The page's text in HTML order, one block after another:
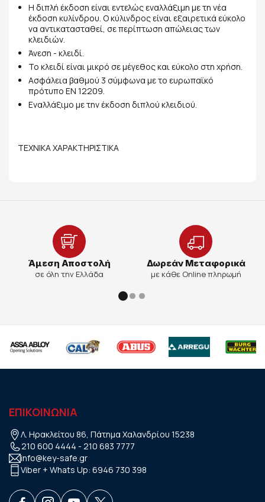
Η διπλή έκδοση είναι εντελώς εναλλάξιμη με τη νέα
έκδοση κυλίνδρου. Ο κύλινδρος είναι εξαιρετικά εύκολο
να αντικατασταθεί, σε περίπτωση απώλειας των
κλειδιών.
Άνεση - κλειδί.
Το κλειδί είναι μικρό σε μέγεθος και εύκολο στη χρήση.
Ασφάλεια βαθμού 3 σύμφωνα με το ευρωπαϊκό
πρότυπο EN 12209.
Εναλλάξιμο με την έκδοση διπλού κλειδιού.
ΤΕΧΝΙΚΑ ΧΑΡΑΚΤΗΡΙΣΤΙΚΑ
Άμεση Αποστολή
σε όλη την Ελλάδα
Δωρεάν Μεταφορικά
με κάθε Online πληρωμή
ΕΠΙΚΟΙΝΩΝΙΑ
Λ. Ηρακλείτου 86, Πάτημα Χαλανδρίου 15238
210 600 4444 - 210 683 7777
info@key-safe.gr
Viber + Whats Up: 6946 730 398